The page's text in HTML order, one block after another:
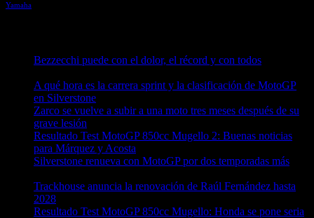
Yamaha
Bezzecchi puede con el dolor, el récord y con todos
A qué hora es la carrera sprint y la clasificación de MotoGP
en Silverstone
Zarco se vuelve a subir a una moto tres meses después de su
grave lesión
Resultado Test MotoGP 850cc Mugello 2: Buenas noticias
para Márquez y Acosta
Silverstone renueva con MotoGP por dos temporadas más
Trackhouse anuncia la renovación de Raúl Fernández hasta
2028
Resultado Test MotoGP 850cc Mugello: Honda se pone seria